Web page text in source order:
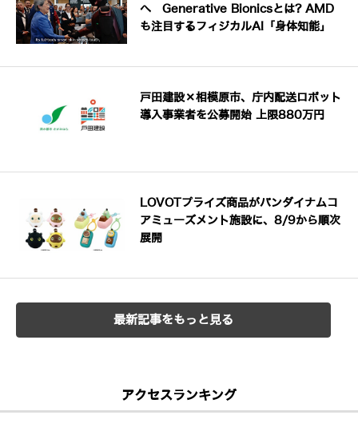
へ Generative Bionicsとは? AMD
も注目するフィジカルAI「身体知能」
戸田建設×相模原市、庁内配送ロボット
導入事業者を公募開始 上限880万円
LOVOTプライズ商品がバンダイナムコ
アミューズメント施設に、8/9から順次
展開
最新記事をもっと見る
アクセスランキング